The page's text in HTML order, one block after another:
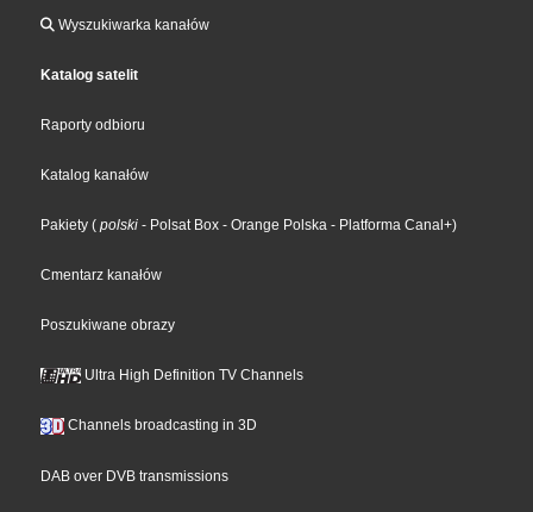
Wyszukiwarka kanałów
Katalog satelit
Raporty odbioru
Katalog kanałów
Pakiety ( polski - Polsat Box - Orange Polska - Platforma Canal+)
Cmentarz kanałów
Poszukiwane obrazy
Ultra High Definition TV Channels
Channels broadcasting in 3D
DAB over DVB transmissions